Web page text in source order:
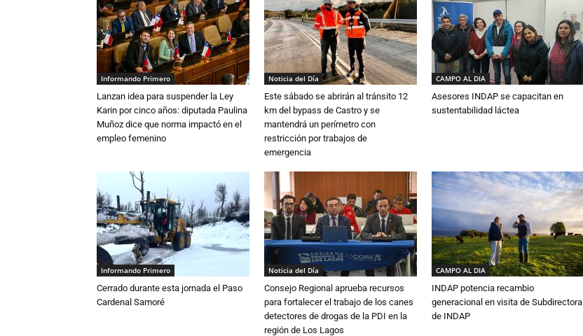
Informando Primero
Lanzan idea para suspender la Ley
Karin por cinco años: diputada Paulina
Muñoz dice que norma impactó en el
empleo femenino
Noticia del Día
Este sábado se abrirán al tránsito 12
km del bypass de Castro y se
mantendrá un perímetro con
restricción por trabajos de
emergencia
CAMPO AL DIA
Asesores INDAP se capacitan en
sustentabilidad láctea
Informando Primero
Cerrado durante esta jornada el Paso
Cardenal Samoré
Noticia del Día
Consejo Regional aprueba recursos
para fortalecer el trabajo de los canes
detectores de drogas de la PDI en la
región de Los Lagos
CAMPO AL DIA
INDAP potencia recambio
generacional en visita de Subdirectora
de INDAP